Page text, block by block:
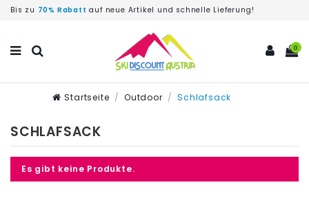
Bis zu 70% Rabatt auf neue Artikel und schnelle Lieferung!
0
Startseite Outdoor Schlafsack
SCHLAFSACK
Es gibt keine Produkte.